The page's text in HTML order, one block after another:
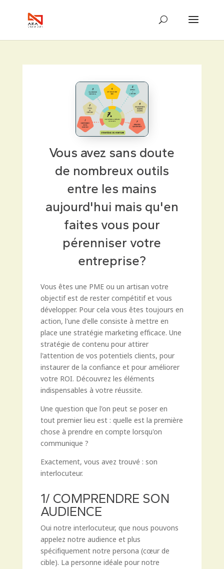
Vous avez sans doute
de nombreux outils
entre les mains
aujourd'hui mais qu'en
faites vous pour
pérenniser votre
entreprise?
Vous êtes une PME ou un artisan votre
objectif est de rester compétitif et vous
développer. Pour cela vous êtes toujours en
action, l'une d'elle consiste à mettre en
place une stratégie marketing efficace. Une
stratégie de contenu pour attirer
l'attention de vos potentiels clients, pour
instaurer de la confiance et pour améliorer
votre ROI. Découvrez les éléments
indispensables à votre réussite.
Une question que l'on peut se poser en
tout premier lieu est : quelle est la première
chose à prendre en compte lorsqu'on
communique ?
Exactement, vous avez trouvé : son
interlocuteur.
1/ COMPRENDRE SON
AUDIENCE
Oui notre interlocuteur, que nous pouvons
appelez notre audience et plus
spécifiquement notre persona (cœur de
cible). La personne idéale pour notre